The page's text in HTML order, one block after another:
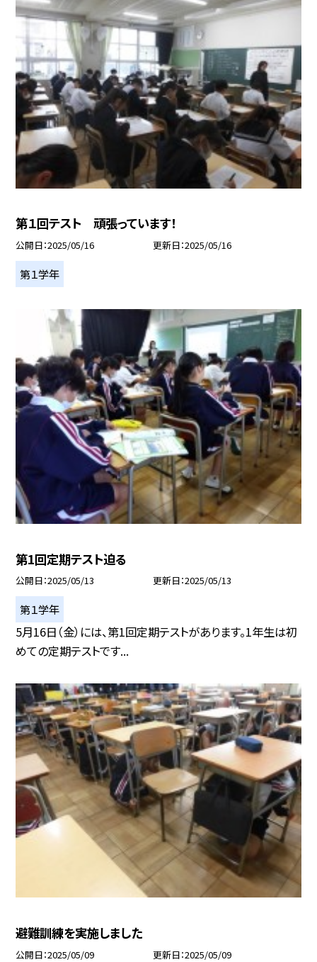
第１回テスト 頑張っています！
公開日 2025/05/16 更新日 2025/05/16
第１学年
第1回定期テスト迫る
公開日 2025/05/13 更新日 2025/05/13
第１学年
5月16日（金）には、第1回定期テストがあります。1年生は初
めての定期テストです...
避難訓練を実施しました
公開日 2025/05/09 更新日 2025/05/09